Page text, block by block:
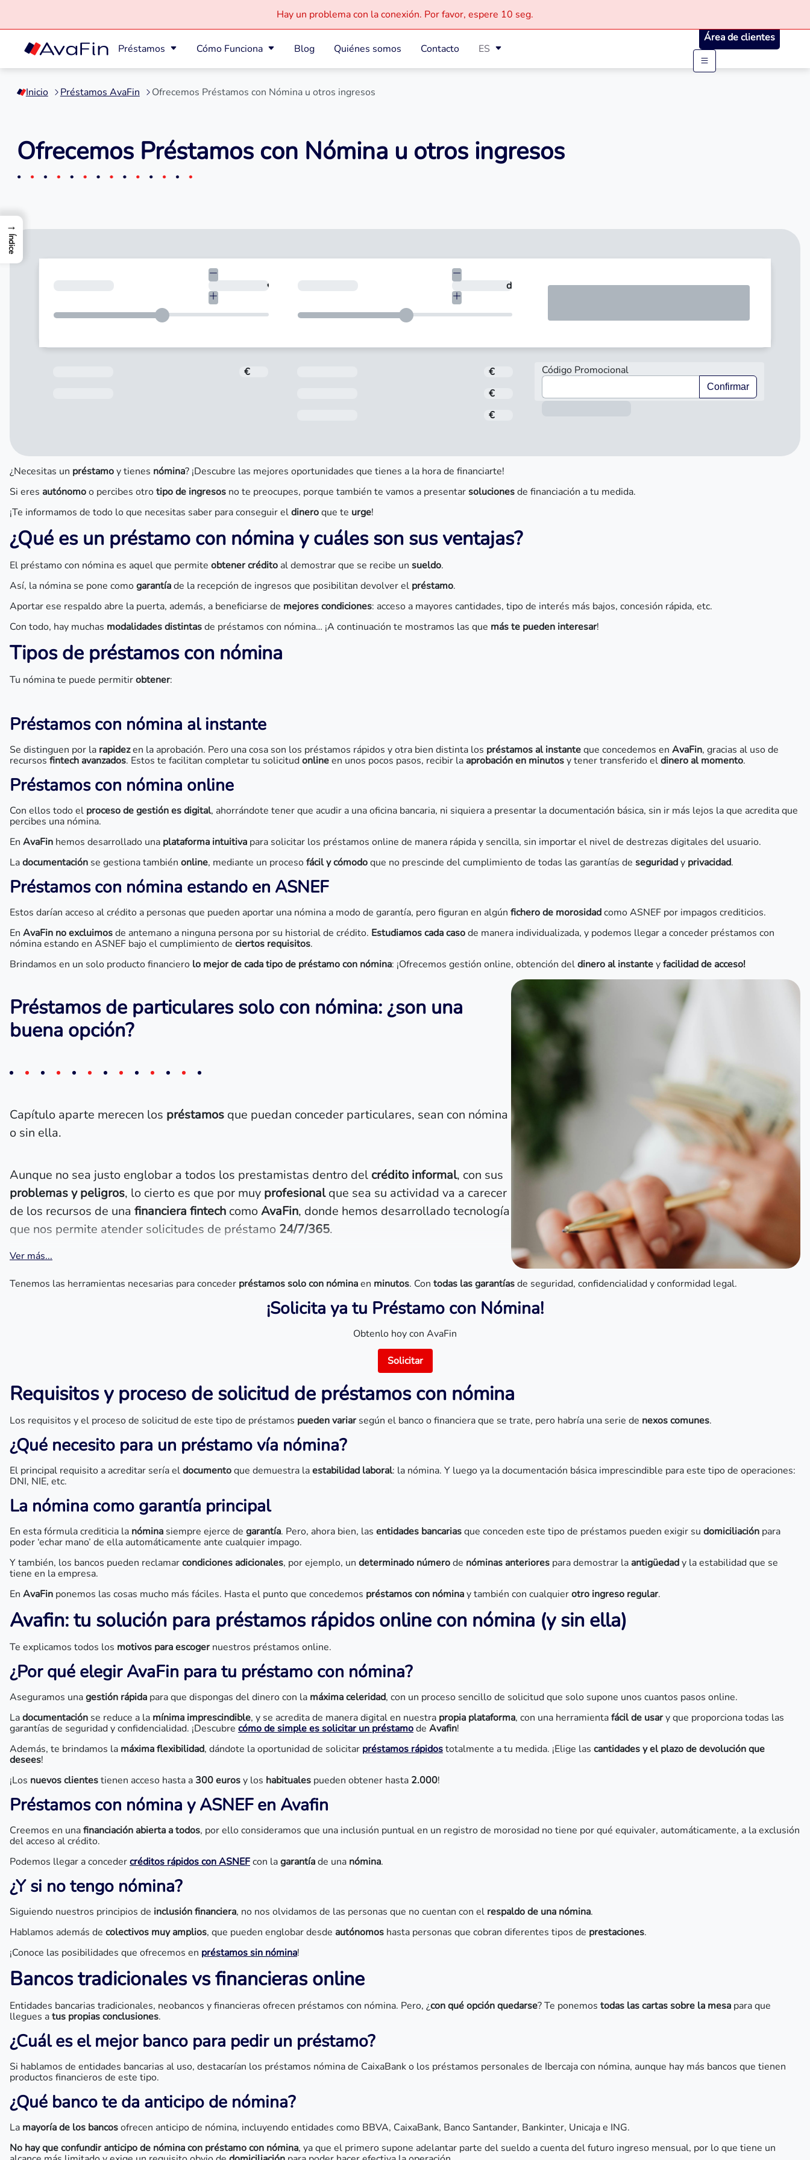
Saltar
contenido
Hay un problema con la conexión. Por favor, espere 10 seg.
Préstamos Cómo Funciona Blog Quiénes somos Contacto ES
Área de clientes
Inicio Préstamos AvaFin Ofrecemos Préstamos con Nómina u otros ingresos
Ofrecemos Préstamos con Nómina u otros ingresos
€ ¿En cuántos días quieres devolverlo?días
€
€
€
€
Código Promocional
Confirmar
¿Necesitas un préstamoy tienes nómina? ¡Descubre las mejores oportunidades que tienes a la hora de financiarte!
Si eres autónomoo percibes otrotipo de ingresos no te preocupes, porque también te vamos a presentarsolucionesde financiación a tu medida.
¡Te informamos de todo lo que necesitas saber para conseguir eldineroque te urge!
¿Qué es un préstamo con nómina y cuáles son sus ventajas?
El préstamo con nómina es aquel que permite obtener crédito al demostrar que se recibe un sueldo.
Así, la nómina se pone comogarantíade la recepción de ingresos que posibilitan devolver el préstamo.
Aportar ese respaldo abre la puerta, además, a beneficiarse de mejores condiciones: acceso a mayores cantidades, tipo de interés más bajos, concesión rápida, etc.
Con todo, hay muchas modalidades distintasde préstamos con nómina… ¡A continuación te mostramos las que más te pueden interesar!
Tipos de préstamos con nómina
Tu nómina te puede permitirobtener:
Préstamos con nómina al instante
Se distinguen por la rapidezen la aprobación. Pero una cosa son los préstamos rápidos y otra bien distinta los préstamos al instanteque concedemos en AvaFin, gracias al uso de
recursos fintech avanzados. Estos te facilitan completar tu solicitudonlineen unos pocos pasos, recibir la aprobación en minutosy tener transferido eldinero al momento.
Préstamos con nómina online
Con ellos todo el proceso de gestión es digital, ahorrándote tener que acudir a una oficina bancaria, ni siquiera a presentar la documentación básica, sin ir más lejos la que acredita que
percibes una nómina.
En AvaFin hemos desarrollado una plataforma intuitiva para solicitar los préstamos online de manera rápida y sencilla, sin importar el nivel de destrezas digitales del usuario.
Ladocumentación se gestiona también online, mediante un procesofácil y cómodoque no prescinde del cumplimiento de todas las garantías de seguridady privacidad.
Préstamos con nómina estando en ASNEF
Estos darían acceso al crédito a personas que pueden aportar una nómina a modo de garantía, pero figuran en algún fichero de morosidadcomo ASNEF por impagos crediticios.
En AvaFin no excluimosde antemano a ninguna persona por su historial de crédito. Estudiamos cada casode manera individualizada, y podemos llegar a conceder préstamos con
nómina estando en ASNEF bajo el cumplimiento de ciertos requisitos.
Brindamos en un solo producto financiero lo mejor de cada tipo de préstamo con nómina: ¡Ofrecemos gestión online, obtención deldinero al instanteyfacilidad de acceso!
Préstamos de particulares solo con nómina: ¿son una
buena opción?
Capítulo aparte merecen los préstamos que puedan conceder particulares, sean con nómina
o sin ella.
Aunque no sea justo englobar a todos los prestamistas dentro del crédito informal, con sus
problemas y peligros, lo cierto es que por muy profesionalque sea su actividad va a carecer
de los recursos de una financiera fintech comoAvaFin, donde hemos desarrollado tecnología
que nos permite atender solicitudes de préstamo 24/7/365.
Ver más...
Tenemos las herramientas necesarias para conceder préstamos solo con nóminaen minutos. Con todas las garantíasde seguridad, confidencialidad y conformidad legal.
¡Solicita ya tu Préstamo con Nómina!
Obtenlo hoy con AvaFin
Solicitar
Requisitos y proceso de solicitud de préstamos con nómina
Los requisitos y el proceso de solicitud de este tipo de préstamos pueden variarsegún el banco o financiera que se trate, pero habría una serie de nexos comunes.
¿Qué necesito para un préstamo vía nómina?
El principal requisito a acreditar sería eldocumentoque demuestra laestabilidad laboral: la nómina. Y luego ya la documentación básica imprescindible para este tipo de operaciones:
DNI, NIE, etc.
La nómina como garantía principal
En esta fórmula crediticia la nómina siempre ejerce de garantía. Pero, ahora bien, las entidades bancariasque conceden este tipo de préstamos pueden exigir su domiciliación para
poder ‘echar mano’ de ella automáticamente ante cualquier impago.
Y también, los bancos pueden reclamarcondiciones adicionales, por ejemplo, un determinado númerode nóminas anteriores para demostrar la antigüedady la estabilidad que se
tiene en la empresa.
En AvaFin ponemos las cosas mucho más fáciles. Hasta el punto que concedemos préstamos con nóminay también con cualquierotro ingreso regular.
Avafin: tu solución para préstamos rápidos online con nómina (y sin ella)
Te explicamos todos los motivos para escogernuestros préstamos online.
¿Por qué elegir AvaFin para tu préstamo con nómina?
Aseguramos unagestión rápida para que dispongas del dinero con la máxima celeridad, con un proceso sencillo de solicitud que solo supone unos cuantos pasos online.
Ladocumentación se reduce a la mínima imprescindible, y se acredita de manera digital en nuestra propia plataforma, con una herramientafácil de usary que proporciona todas las
garantías de seguridad y confidencialidad. ¡Descubre cómo de simple es solicitar un préstamode Avafin!
Además, te brindamos la máxima flexibilidad, dándote la oportunidad de solicitar préstamos rápidostotalmente a tu medida. ¡Elige las cantidades y el plazo de devolución que
desees!
¡Los nuevos clientestienen acceso hasta a 300 eurosy los habituales pueden obtener hasta 2.000!
Préstamos con nómina y ASNEF en Avafin
Creemos en unafinanciación abierta a todos, por ello consideramos que una inclusión puntual en un registro de morosidad no tiene por qué equivaler, automáticamente, a la exclusión
del acceso al crédito.
Podemos llegar a concedercréditos rápidos con ASNEFcon lagarantíade una nómina.
¿Y si no tengo nómina?
Siguiendo nuestros principios de inclusión financiera, no nos olvidamos de las personas que no cuentan con el respaldo de una nómina.
Hablamos además de colectivos muy amplios, que pueden englobar desde autónomos hasta personas que cobran diferentes tipos de prestaciones.
¡Conoce las posibilidades que ofrecemos en préstamos sin nómina!
Bancos tradicionales vs financieras online
Entidades bancarias tradicionales, neobancos y financieras ofrecen préstamos con nómina. Pero, ¿con qué opción quedarse? Te ponemos todas las cartas sobre la mesa para que
llegues atus propias conclusiones.
¿Cuál es el mejor banco para pedir un préstamo?
Si hablamos de entidades bancarias al uso, destacarían los préstamos nómina de CaixaBank o los préstamos personales de Ibercaja con nómina, aunque hay más bancos que tienen
productos financieros de este tipo.
¿Qué banco te da anticipo de nómina?
La mayoría de los bancosofrecen anticipo de nómina, incluyendo entidades como BBVA, CaixaBank, Banco Santander, Bankinter, Unicaja e ING.
No hay que confundir anticipo de nómina con préstamo con nómina, ya que el primero supone adelantar parte del sueldo a cuenta del futuro ingreso mensual, por lo que tiene un
→
Índice